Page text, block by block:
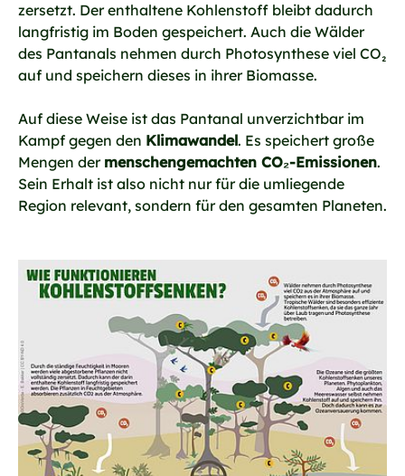
zersetzt. Der enthaltene Kohlenstoff bleibt dadurch
langfristig im Boden gespeichert. Auch die Wälder
des Pantanals nehmen durch Photosynthese viel CO₂
auf und speichern dieses in ihrer Biomasse.
Auf diese Weise ist das Pantanal unverzichtbar im
Kampf gegen den Klimawandel. Es speichert große
Mengen der menschengemachten CO₂-Emissionen.
Sein Erhalt ist also nicht nur für die umliegende
Region relevant, sondern für den gesamten Planeten.